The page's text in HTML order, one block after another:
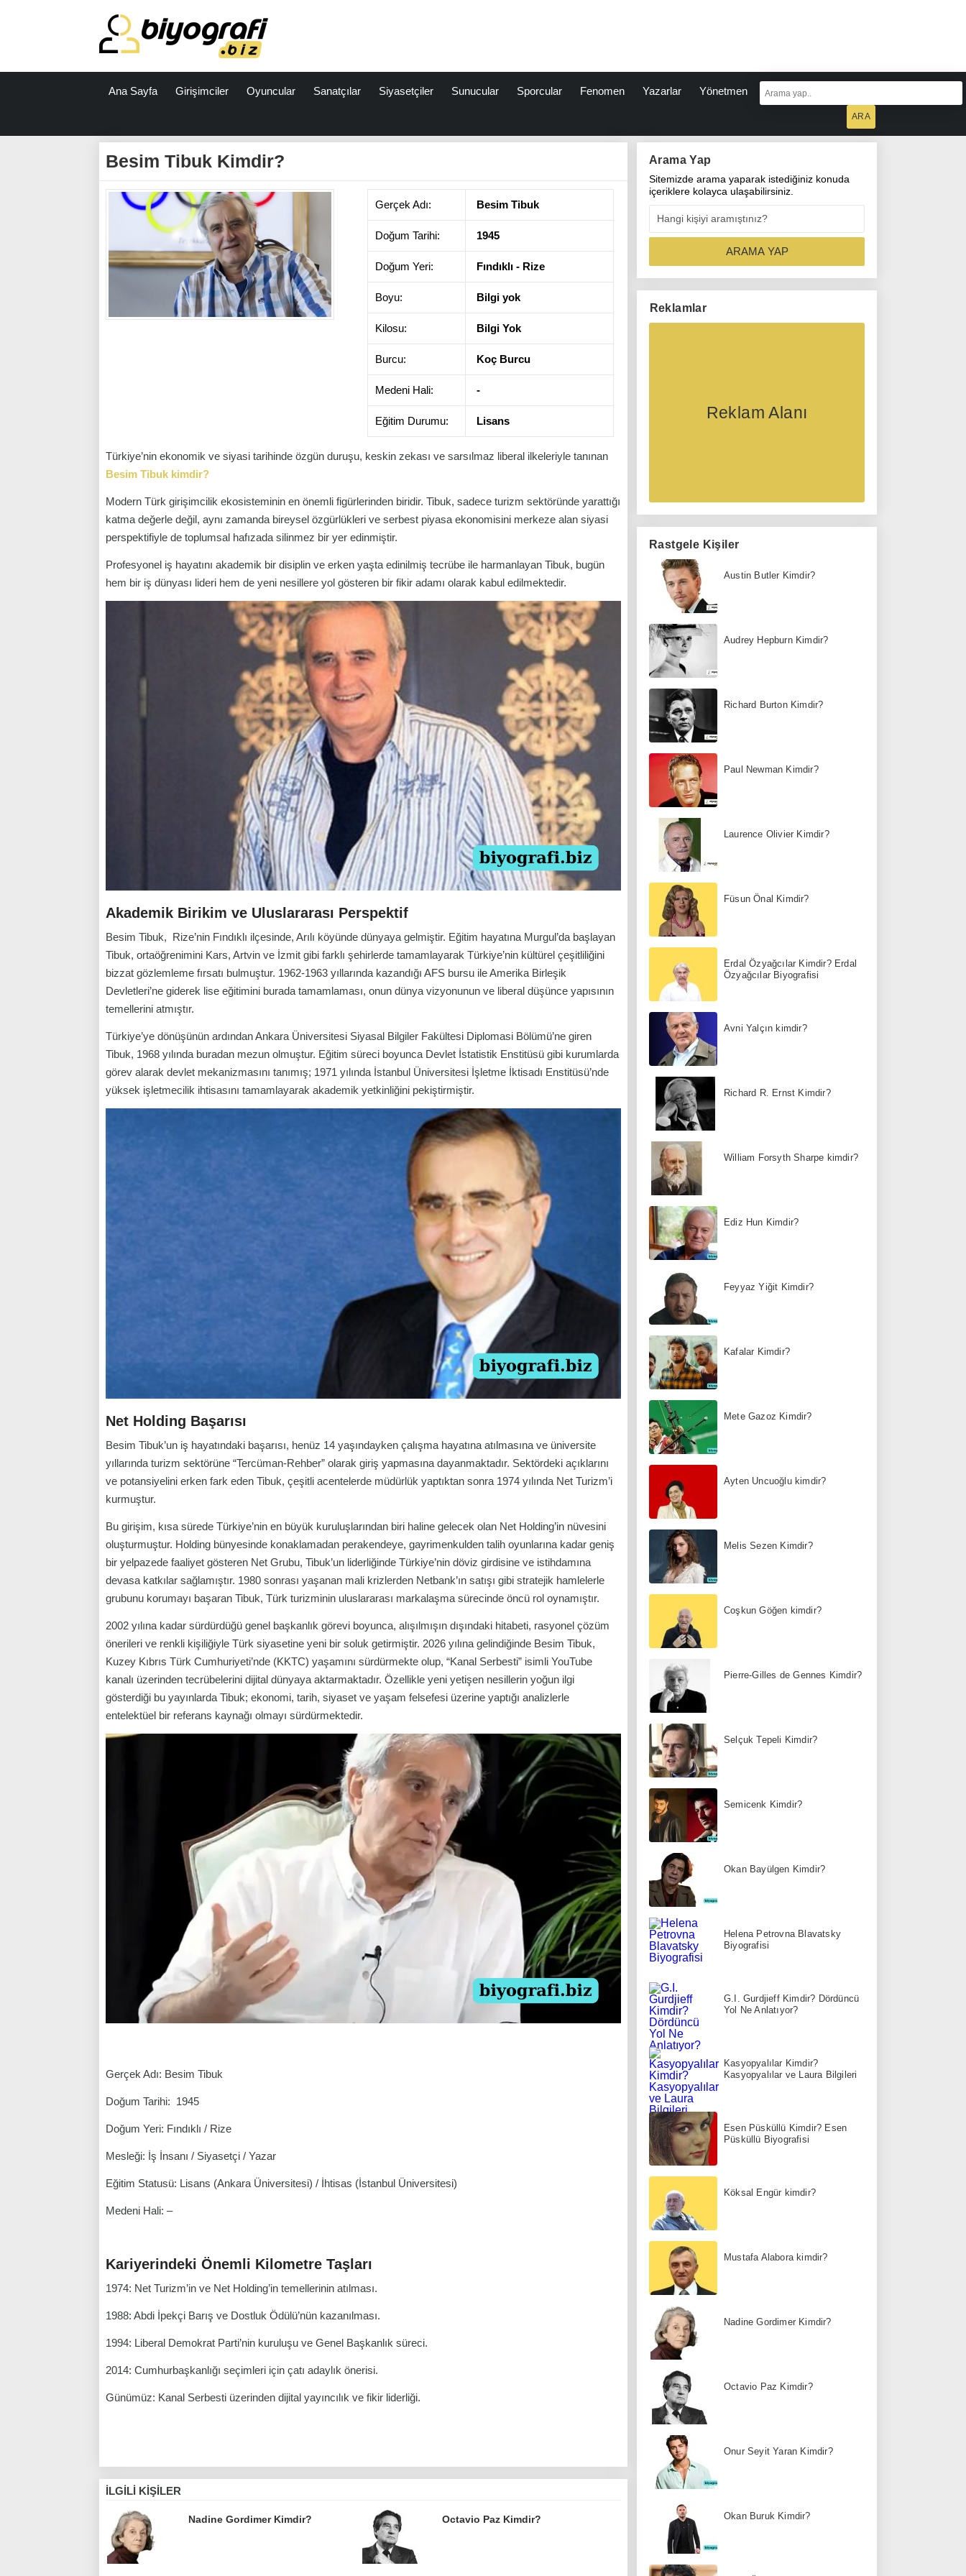
Ana Sayfa Girişimciler Oyuncular Sanatçılar Siyasetçiler Sunucular Sporcular Fenomen Yazarlar Yönetmen
Besim Tibuk Kimdir?
Gerçek Adı: Besim Tibuk
Doğum Tarihi: 1945
Doğum Yeri: Fındıklı - Rize
Boyu: Bilgi yok
Kilosu: Bilgi Yok
Burcu: Koç Burcu
Medeni Hali: -
Eğitim Durumu: Lisans
Türkiye’nin ekonomik ve siyasi tarihinde özgün duruşu, keskin zekası ve sarsılmaz liberal ilkeleriyle tanınan
Besim Tibuk kimdir?
Modern Türk girişimcilik ekosisteminin en önemli figürlerinden biridir. Tibuk, sadece turizm sektöründe yarattığı
katma değerle değil, aynı zamanda bireysel özgürlükleri ve serbest piyasa ekonomisini merkeze alan siyasi
perspektifiyle de toplumsal hafızada silinmez bir yer edinmiştir.
Profesyonel iş hayatını akademik bir disiplin ve erken yaşta edinilmiş tecrübe ile harmanlayan Tibuk, bugün
hem bir iş dünyası lideri hem de yeni nesillere yol gösteren bir fikir adamı olarak kabul edilmektedir.
Akademik Birikim ve Uluslararası Perspektif
Besim Tibuk, Rize’nin Fındıklı ilçesinde, Arılı köyünde dünyaya gelmiştir. Eğitim hayatına Murgul’da başlayan
Tibuk, ortaöğrenimini Kars, Artvin ve İzmit gibi farklı şehirlerde tamamlayarak Türkiye’nin kültürel çeşitliliğini
bizzat gözlemleme fırsatı bulmuştur. 1962-1963 yıllarında kazandığı AFS bursu ile Amerika Birleşik
Devletleri’ne giderek lise eğitimini burada tamamlaması, onun dünya vizyonunun ve liberal düşünce yapısının
temellerini atmıştır.
Türkiye’ye dönüşünün ardından Ankara Üniversitesi Siyasal Bilgiler Fakültesi Diplomasi Bölümü’ne giren
Tibuk, 1968 yılında buradan mezun olmuştur. Eğitim süreci boyunca Devlet İstatistik Enstitüsü gibi kurumlarda
görev alarak devlet mekanizmasını tanımış; 1971 yılında İstanbul Üniversitesi İşletme İktisadı Enstitüsü’nde
yüksek işletmecilik ihtisasını tamamlayarak akademik yetkinliğini pekiştirmiştir.
Net Holding Başarısı
Besim Tibuk’un iş hayatındaki başarısı, henüz 14 yaşındayken çalışma hayatına atılmasına ve üniversite
yıllarında turizm sektörüne “Tercüman-Rehber” olarak giriş yapmasına dayanmaktadır. Sektördeki açıklarını
ve potansiyelini erken fark eden Tibuk, çeşitli acentelerde müdürlük yaptıktan sonra 1974 yılında Net Turizm’i
kurmuştur.
Bu girişim, kısa sürede Türkiye’nin en büyük kuruluşlarından biri haline gelecek olan Net Holding’in nüvesini
oluşturmuştur. Holding bünyesinde konaklamadan perakendeye, gayrimenkulden talih oyunlarına kadar geniş
bir yelpazede faaliyet gösteren Net Grubu, Tibuk’un liderliğinde Türkiye’nin döviz girdisine ve istihdamına
devasa katkılar sağlamıştır. 1980 sonrası yaşanan mali krizlerden Netbank’ın satışı gibi stratejik hamlelerle
grubunu korumayı başaran Tibuk, Türk turizminin uluslararası markalaşma sürecinde öncü rol oynamıştır.
2002 yılına kadar sürdürdüğü genel başkanlık görevi boyunca, alışılmışın dışındaki hitabeti, rasyonel çözüm
önerileri ve renkli kişiliğiyle Türk siyasetine yeni bir soluk getirmiştir. 2026 yılına gelindiğinde Besim Tibuk,
Kuzey Kıbrıs Türk Cumhuriyeti’nde (KKTC) yaşamını sürdürmekte olup, “Kanal Serbesti” isimli YouTube
kanalı üzerinden tecrübelerini dijital dünyaya aktarmaktadır. Özellikle yeni yetişen nesillerin yoğun ilgi
gösterdiği bu yayınlarda Tibuk; ekonomi, tarih, siyaset ve yaşam felsefesi üzerine yaptığı analizlerle
entelektüel bir referans kaynağı olmayı sürdürmektedir.
Gerçek Adı: Besim Tibuk
Doğum Tarihi: 1945
Doğum Yeri: Fındıklı / Rize
Mesleği: İş İnsanı / Siyasetçi / Yazar
Eğitim Statusü: Lisans (Ankara Üniversitesi) / İhtisas (İstanbul Üniversitesi)
Medeni Hali: –
Kariyerindeki Önemli Kilometre Taşları
1974: Net Turizm’in ve Net Holding’in temellerinin atılması.
1988: Abdi İpekçi Barış ve Dostluk Ödülü’nün kazanılması.
1994: Liberal Demokrat Parti’nin kuruluşu ve Genel Başkanlık süreci.
2014: Cumhurbaşkanlığı seçimleri için çatı adaylık önerisi.
Günümüz: Kanal Serbesti üzerinden dijital yayıncılık ve fikir liderliği.
İLGILI KIŞILER
Nadine Gordimer Kimdir? Octavio Paz Kimdir?
Arama Yap
Sitemizde arama yaparak istediğiniz konuda
içeriklere kolayca ulaşabilirsiniz.
Reklamlar
Reklam Alanı
Rastgele Kişiler
Austin Butler Kimdir?
Audrey Hepburn Kimdir?
Richard Burton Kimdir?
Paul Newman Kimdir?
Laurence Olivier Kimdir?
Füsun Önal Kimdir?
Erdal Özyağcılar Kimdir? Erdal
Özyağcılar Biyografisi
Avni Yalçın kimdir?
Richard R. Ernst Kimdir?
William Forsyth Sharpe kimdir?
Ediz Hun Kimdir?
Feyyaz Yiğit Kimdir?
Kafalar Kimdir?
Mete Gazoz Kimdir?
Ayten Uncuoğlu kimdir?
Melis Sezen Kimdir?
Coşkun Göğen kimdir?
Pierre-Gilles de Gennes Kimdir?
Selçuk Tepeli Kimdir?
Semicenk Kimdir?
Okan Bayülgen Kimdir?
Helena Petrovna Blavatsky
Biyografisi
G.I. Gurdjieff Kimdir? Dördüncü
Yol Ne Anlatıyor?
Kasyopyalılar Kimdir?
Kasyopyalılar ve Laura Bilgileri
Esen Püsküllü Kimdir? Esen
Püsküllü Biyografisi
Köksal Engür kimdir?
Mustafa Alabora kimdir?
Nadine Gordimer Kimdir?
Octavio Paz Kimdir?
Onur Seyit Yaran Kimdir?
Okan Buruk Kimdir?